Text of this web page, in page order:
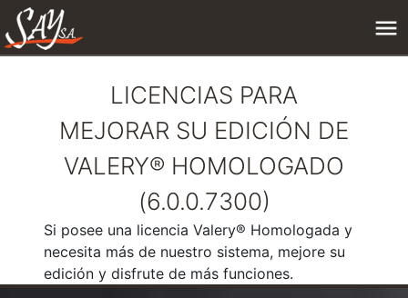
LICENCIAS PARA
MEJORAR SU EDICIÓN DE
VALERY® HOMOLOGADO
(6.0.0.7300)
Si posee una licencia Valery® Homologada y
necesita más de nuestro sistema, mejore su
edición y disfrute de más funciones.